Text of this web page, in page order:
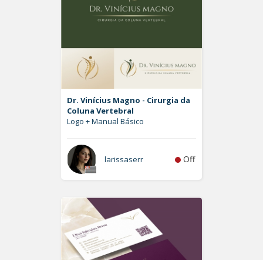
Dr. Vinícius Magno - Cirurgia da
Coluna Vertebral
Logo + Manual Básico
larissaserr Off